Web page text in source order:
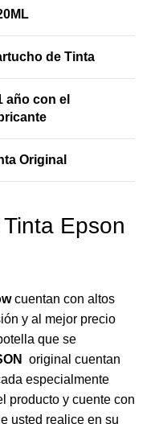
de Tinta
año con el
Original
Epson
cuentan con altos
y al mejor precio
que se
original cuentan
especialmente
producto y cuente con
usted realice en su